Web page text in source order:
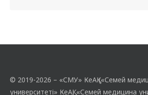
© 2019-2026 – «СМУ» КеАҚ («Семей
университеті» КеАҚ, «Семей медицина